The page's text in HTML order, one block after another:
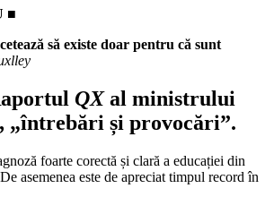
■
să existe doar pentru că sunt
QXal ministrului
„întrebări și provocări”.
foarte corectă și clară a educației din
asemenea este de apreciat timpul record în